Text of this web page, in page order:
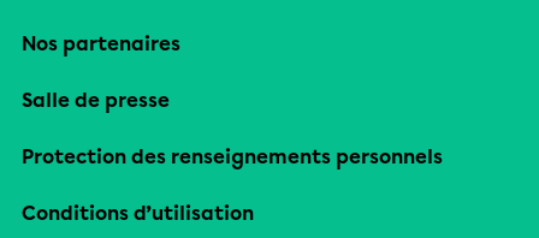
Nos partenaires
Salle de presse
Protection des renseignements personnels
Conditions d’utilisation